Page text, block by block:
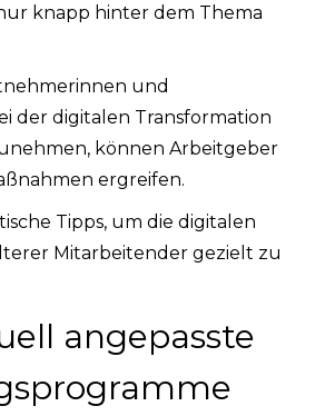
knapp hinter dem Thema
und
der digitalen Transformation
können Arbeitgeber
ergreifen.
Tipps, um die digitalen
Mitarbeitender gezielt zu
angepasste